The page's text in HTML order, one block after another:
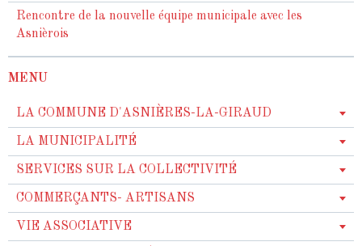
Rencontre de la nouvelle équipe municipale avec les
Asnièrois
MENU
LA COMMUNE D'ASNIÈRES-LA-GIRAUD
LA MUNICIPALITÉ
SERVICES SUR LA COLLECTIVITÉ
COMMERÇANTS- ARTISANS
VIE ASSOCIATIVE